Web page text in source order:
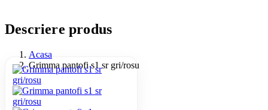
Descriere produs
Acasa
Grimma pantofi s1 sr gri/rosu